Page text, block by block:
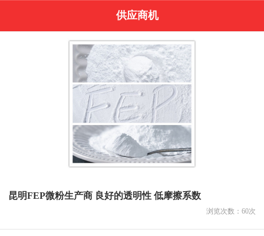
供应商机
昆明FEP微粉生产商 良好的透明性 低摩擦系数
浏览次数： 60次